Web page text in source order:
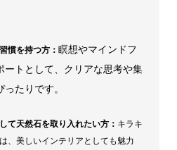
慣を持つ方： 瞑想やマインドフ
ートとして、クリアな思考や集
たりです。
て天然石を取り入れたい方： キラキ
、美しいインテリアとしても魅力